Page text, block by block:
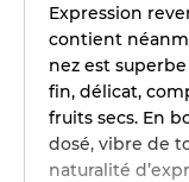
Expression
contient
nez est
fin, délicat,
fruits secs. En
dosé, vibre de
naturalité